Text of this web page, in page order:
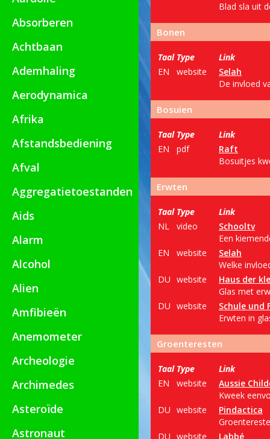
Absorberen
Achtbaan
Ademhaling
Aerodynamica
Afrika
Afstandsbediening
Afval
Aggregatietoestanden
Aids
Alarm
Alcohol
Alien
Amfibieën
Anemometer
Archeologie
Archimedes
Asteroïde
Astronaut
Blad sla uit
Bonen
Taal Type
Link
EN
website
Selah
De invloed
Bosuien
Taal Type
Link
EN
pdf
Raft
Bosuitjes
Erwten
Taal Type
Link
NL
video
Schooltv
Een
EN
website
Selah
Welke
DU website
Haus der
Glas met
DU website
Schule und
Erwten in
Groenteresten
Taal Type
Link
EN
website
Aussie
Kweek
DU website
Pindactica
DU website
Labbé